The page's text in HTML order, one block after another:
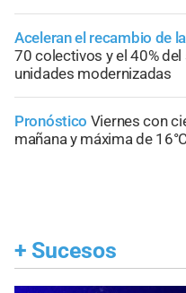
Aceleran el recambio de
70 colectivos y el 40%
unidades modernizadas
Pronóstico Viernes con
mañana y máxima de
+ Sucesos